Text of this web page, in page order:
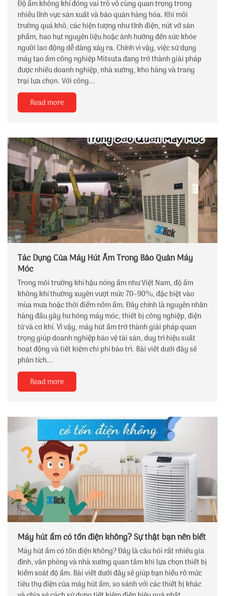
Độ ẩm không khí đóng vai trò vô cùng quan trọng trong
nhiều lĩnh vực sản xuất và bảo quản hàng hóa. Khi môi
trường quá khô, các hiện tượng như tĩnh điện, nứt vỡ sản
phẩm, hao hụt nguyên liệu hoặc ảnh hưởng đến sức khỏe
người lao động dễ dàng xảy ra. Chính vì vậy, việc sử dụng
máy tạo ẩm công nghiệp Mitsuta đang trở thành giải pháp
được nhiều doanh nghiệp, nhà xưởng, kho hàng và trang
trại lựa chọn. Với công...
Read more
Tác Dụng Của Máy Hút Ẩm Trong Bảo Quản Máy
Móc
Trong môi trường khí hậu nóng ẩm như Việt Nam, độ ẩm
không khí thường xuyên vượt mức 70–90%, đặc biệt vào
mùa mưa hoặc thời điểm nồm ẩm. Đây chính là nguyên nhân
hàng đầu gây hư hỏng máy móc, thiết bị công nghiệp, điện
tử và cơ khí. Vì vậy, máy hút ẩm trở thành giải pháp quan
trọng giúp doanh nghiệp bảo vệ tài sản, duy trì hiệu suất
hoạt động và tiết kiệm chi phí bảo trì. Bài viết dưới đây sẽ
phân tích...
Read more
Máy hút ẩm có tốn điện không? Sự thật bạn nên biết
Máy hút ẩm có tốn điện không? Đây là câu hỏi rất nhiều gia
đình, văn phòng và nhà xưởng quan tâm khi lựa chọn thiết bị
kiểm soát độ ẩm. Bài viết dưới đây sẽ giúp bạn hiểu rõ mức
tiêu thụ điện của máy hút ẩm, so sánh với các thiết bị khác